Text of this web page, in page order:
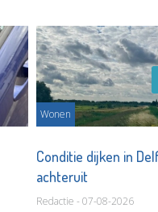
Wonen
Conditie dijken in
achteruit
Redactie - 07-08-2026